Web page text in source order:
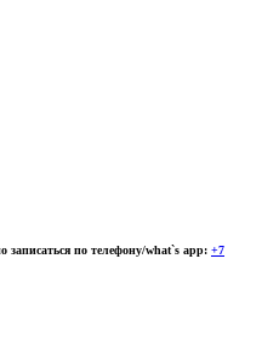
записаться по телефону/what`s app: +7